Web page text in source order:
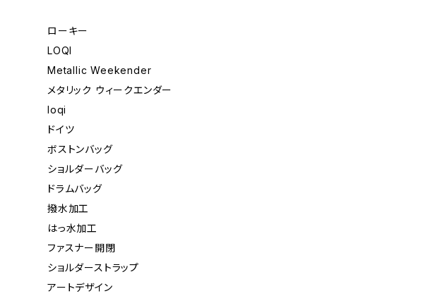
ローキー
LOQI
Metallic Weekender
メタリック ウィークエンダー
loqi
ドイツ
ボストンバッグ
ショルダーバッグ
ドラムバッグ
撥水加工
はっ水加工
ファスナー開閉
ショルダーストラップ
アートデザイン